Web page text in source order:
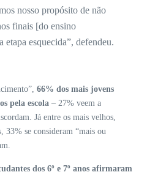
nosso propósito de não
finais [do ensino
etapa esquecida”, defendeu.
66% dos mais jovens
pela escola – 27% veem a
Já entre os mais velhos,
33% se consideram “mais ou
dos 6º e 7º anos afirmaram